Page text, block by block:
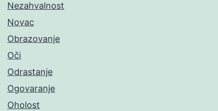
Nezahvalnost
Novac
Obrazovanje
Oči
Odrastanje
Ogovaranje
Oholost